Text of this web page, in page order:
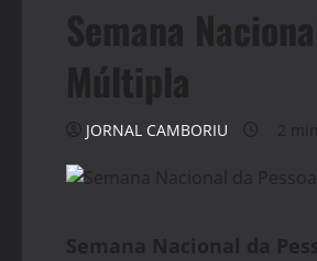
Semana
Múltipla
JORNAL CAMBORIU 2
Semana Nacional da